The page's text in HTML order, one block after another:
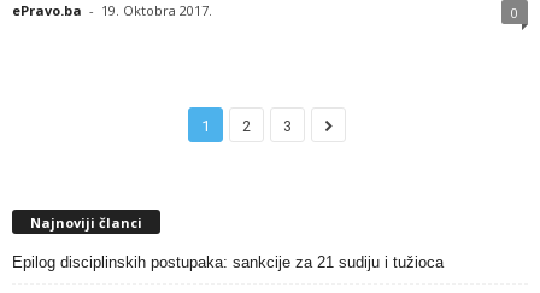
ePravo.ba - 19. Oktobra 2017. 0
1 2 3
Najnoviji članci
Epilog disciplinskih postupaka: sankcije za 21 sudiju i tužioca